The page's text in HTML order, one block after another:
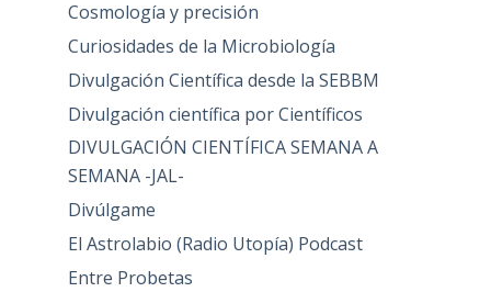
Cosmología y precisión
Curiosidades de la Microbiología
Divulgación Científica desde la SEBBM
Divulgación científica por Científicos
DIVULGACIÓN CIENTÍFICA SEMANA A
SEMANA -JAL-
Divúlgame
El Astrolabio (Radio Utopía) Podcast
Entre Probetas